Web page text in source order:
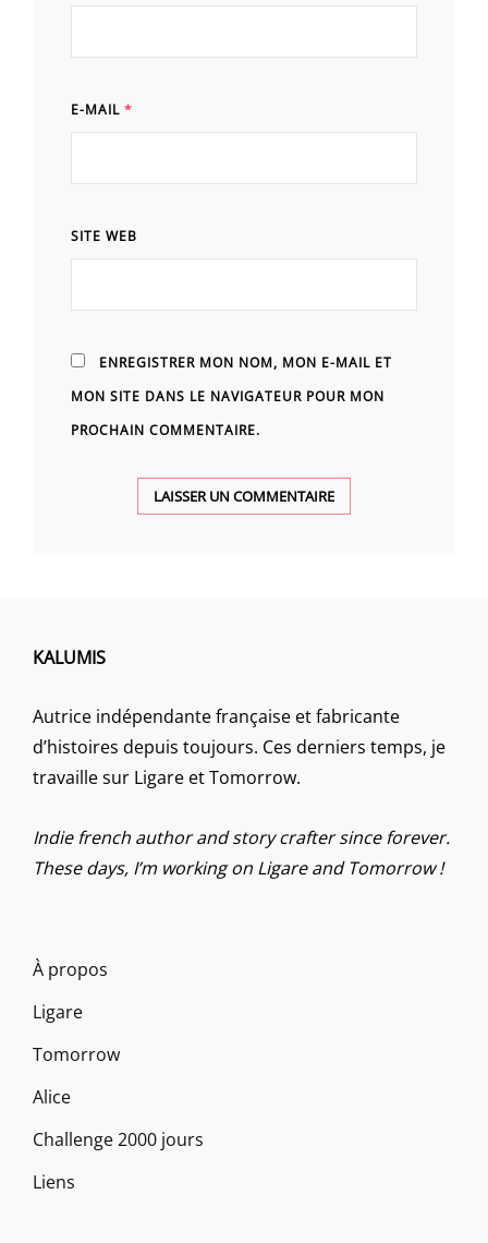
E-MAIL *
SITE WEB
ENREGISTRER MON NOM, MON E-MAIL ET
MON SITE DANS LE NAVIGATEUR POUR MON
PROCHAIN COMMENTAIRE.
KALUMIS
Autrice indépendante française et fabricante
d’histoires depuis toujours. Ces derniers temps, je
travaille sur Ligare et Tomorrow.
Indie french author and story crafter since forever.
These days, I’m working on Ligare and Tomorrow !
À propos
Ligare
Tomorrow
Alice
Challenge 2000 jours
Liens